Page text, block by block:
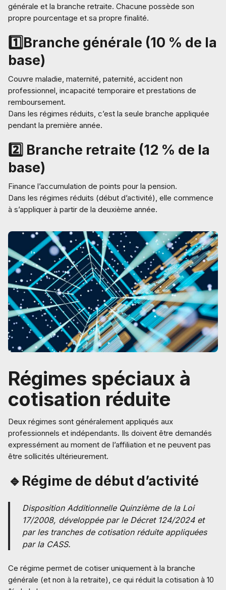
générale et la branche retraite. Chacune possède son
propre pourcentage et sa propre finalité.
1️⃣Branche générale (10 % de la
base)
Couvre maladie, maternité, paternité, accident non
professionnel, incapacité temporaire et prestations de
remboursement.
Dans les régimes réduits, c’est la seule branche appliquée
pendant la première année.
2️⃣ Branche retraite (12 % de la
base)
Finance l’accumulation de points pour la pension.
Dans les régimes réduits (début d’activité), elle commence
à s’appliquer à partir de la deuxième année.
Régimes spéciaux à
cotisation réduite
Deux régimes sont généralement appliqués aux
professionnels et indépendants. Ils doivent être demandés
expressément au moment de l’affiliation et ne peuvent pas
être sollicités ultérieurement.
🔹Régime de début d’activité
Disposition Additionnelle Quinzième de la Loi
17/2008, développée par le Décret 124/2024 et
par les tranches de cotisation réduite appliquées
par la CASS.
Ce régime permet de cotiser uniquement à la branche
générale (et non à la retraite), ce qui réduit la cotisation à 10